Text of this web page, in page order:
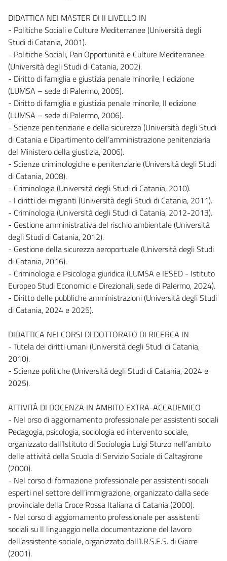
DIDATTICA NEI MASTER DI II LIVELLO IN
- Politiche Sociali e Culture Mediterranee (Università degli
Studi di Catania, 2001).
- Politiche Sociali, Pari Opportunità e Culture Mediterranee
(Università degli Studi di Catania, 2002).
- Diritto di famiglia e giustizia penale minorile, I edizione
(LUMSA – sede di Palermo, 2005).
- Diritto di famiglia e giustizia penale minorile, II edizione
(LUMSA – sede di Palermo, 2006).
- Scienze penitenziarie e della sicurezza (Università degli Studi
di Catania e Dipartimento dell’amministrazione penitenziaria
del Ministero della giustizia, 2006).
- Scienze criminologiche e penitenziarie (Università degli Studi
di Catania, 2008).
- Criminologia (Università degli Studi di Catania, 2010).
- I diritti dei migranti (Università degli Studi di Catania, 2011).
- Criminologia (Università degli Studi di Catania, 2012-2013).
- Gestione amministrativa del rischio ambientale (Università
degli Studi di Catania, 2012).
- Gestione della sicurezza aeroportuale (Università degli Studi
di Catania, 2016).
- Criminologia e Psicologia giuridica (LUMSA e IESED - Istituto
Europeo Studi Economici e Direzionali, sede di Palermo, 2024).
- Diritto delle pubbliche amministrazioni (Università degli Studi
di Catania, 2024 e 2025).
DIDATTICA NEI CORSI DI DOTTORATO DI RICERCA IN
- Tutela dei diritti umani (Università degli Studi di Catania,
2010).
- Scienze politiche (Università degli Studi di Catania, 2024 e
2025).
ATTIVITÀ DI DOCENZA IN AMBITO EXTRA-ACCADEMICO
- Nel orso di aggiornamento professionale per assistenti sociali
Pedagogia, psicologia, sociologia ed intervento sociale,
organizzato dall’Istituto di Sociologia Luigi Sturzo nell’ambito
delle attività della Scuola di Servizio Sociale di Caltagirone
(2000).
- Nel corso di formazione professionale per assistenti sociali
esperti nel settore dell’immigrazione, organizzato dalla sede
provinciale della Croce Rossa Italiana di Catania (2000).
- Nel corso di aggiornamento professionale per assistenti
sociali su Il linguaggio nella documentazione del lavoro
dell’assistente sociale, organizzato dall’I.R.S.E.S. di Giarre
(2001).